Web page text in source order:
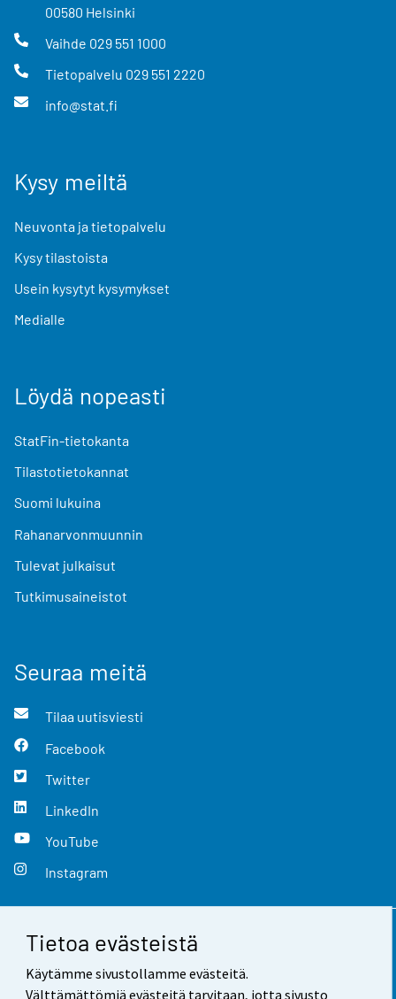
Tietoa evästeistä
Käytämme sivustollamme evästeitä.
Välttämättömiä evästeitä tarvitaan, jotta sivusto
00580 Helsinki
Vaihde 029 551 1000
Tietopalvelu 029 551 2220
info@stat.fi
Kysy meiltä
Neuvonta ja tietopalvelu
Kysy tilastoista
Usein kysytyt kysymykset
Medialle
Löydä nopeasti
StatFin-tietokanta
Tilastotietokannat
Suomi lukuina
Rahanarvonmuunnin
Tulevat julkaisut
Tutkimusaineistot
Seuraa meitä
Tilaa uutisviesti
Facebook
Twitter
LinkedIn
YouTube
Instagram
Yhteystiedot
Palaute